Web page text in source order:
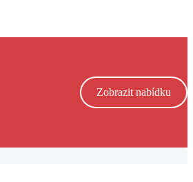
Zobrazit nabídku